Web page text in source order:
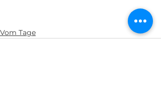
Vom Tage